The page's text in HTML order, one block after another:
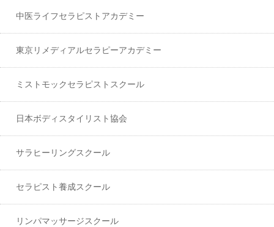
中医ライフセラピストアカデミー
東京リメディアルセラピーアカデミー
ミストモックセラピストスクール
日本ボディスタイリスト協会
サラヒーリングスクール
セラピスト養成スクール
リンパマッサージスクール